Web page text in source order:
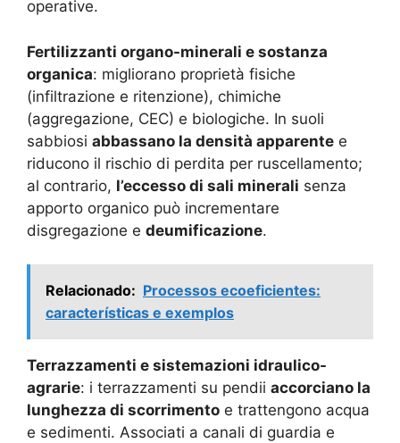
operative.
Fertilizzanti organo-minerali e sostanza
organica: migliorano proprietà fisiche
(infiltrazione e ritenzione), chimiche
(aggregazione, CEC) e biologiche. In suoli
sabbiosi abbassano la densità apparente e
riducono il rischio di perdita per ruscellamento;
al contrario, l’eccesso di sali minerali senza
apporto organico può incrementare
disgregazione e deumificazione.
Relacionado: Processos ecoeficientes:
características e exemplos
Terrazzamenti e sistemazioni idraulico-
agrarie: i terrazzamenti su pendii accorciano la
lunghezza di scorrimento e trattengono acqua
e sedimenti. Associati a canali di guardia e